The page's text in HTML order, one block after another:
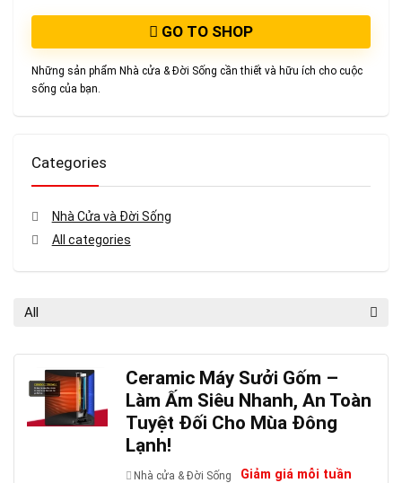
GO TO SHOP
Những sản phẩm Nhà cửa & Đời Sống cần thiết và hữu ích cho cuộc
sống của bạn.
Categories
Nhà Cửa và Đời Sống
All categories
All
Ceramic Máy Sưởi Gốm –
Làm Ấm Siêu Nhanh, An Toàn
Tuyệt Đối Cho Mùa Đông
Lạnh!
Nhà cửa & Đời Sống Giảm giá mỗi tuần